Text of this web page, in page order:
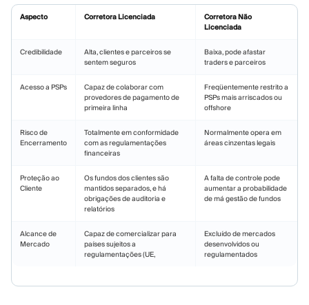
Aspecto Corretora Licenciada
Corretora Não
Licenciada
Credibilidade
Alta, clientes e parceiros se
sentem seguros
Baixa, pode afastar
traders e parceiros
Acesso a PSPs
Capaz de colaborar com
provedores de pagamento de
primeira linha
Freqüentemente restrito a
PSPs mais arriscados ou
offshore
Risco de
Encerramento
Totalmente em conformidade
com as regulamentações
financeiras
Normalmente opera em
áreas cinzentas legais
Proteção ao
Cliente
Os fundos dos clientes são
mantidos separados, e há
obrigações de auditoria e
relatórios
A falta de controle pode
aumentar a probabilidade
de má gestão de fundos
Alcance de
Mercado
Capaz de comercializar para
países sujeitos a
regulamentações (UE,
Excluído de mercados
desenvolvidos ou
regulamentados